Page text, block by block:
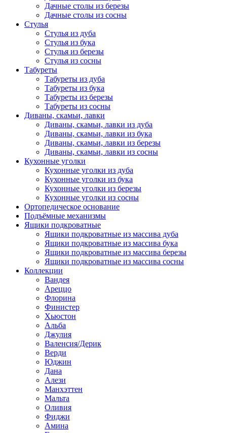
Дачные столы из березы
Дачные столы из сосны
Стулья
Стулья из дуба
Стулья из бука
Стулья из березы
Стулья из сосны
Табуреты
Табуреты из дуба
Табуреты из бука
Табуреты из березы
Табуреты из сосны
Диваны, скамьи, лавки
Диваны, скамьи, лавки из дуба
Диваны, скамьи, лавки из бука
Диваны, скамьи, лавки из березы
Диваны, скамьи, лавки из сосны
Кухонные уголки
Кухонные уголки из дуба
Кухонные уголки из бука
Кухонные уголки из березы
Кухонные уголки из сосны
Ортопедическое основание
Подъёмные механизмы
Ящики подкроватные
Ящики подкроватные из массива дуба
Ящики подкроватные из массива бука
Ящики подкроватные из массива березы
Ящики подкроватные из массива сосны
Коллекции
Вандея
Ареццо
Флорина
Финистер
Хьюстон
Альба
Джулия
Валенсия/Дерик
Верди
Юджин
Дана
Алези
Манхэттен
Мальта
Оливия
Фиджи
Амина